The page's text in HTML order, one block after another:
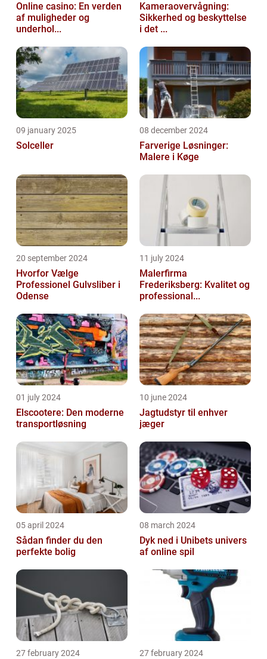
Online casino: En verden
af muligheder og
underhol...
Kameraovervågning:
Sikkerhed og beskyttelse
i det ...
09 january 2025
Solceller
08 december 2024
Farverige Løsninger:
Malere i Køge
20 september 2024
Hvorfor Vælge
Professionel Gulvsliber i
Odense
11 july 2024
Malerfirma
Frederiksberg: Kvalitet og
professional...
01 july 2024
Elscootere: Den moderne
transportløsning
10 june 2024
Jagtudstyr til enhver
jæger
05 april 2024
Sådan finder du den
perfekte bolig
08 march 2024
Dyk ned i Unibets univers
af online spil
27 february 2024 27 february 2024